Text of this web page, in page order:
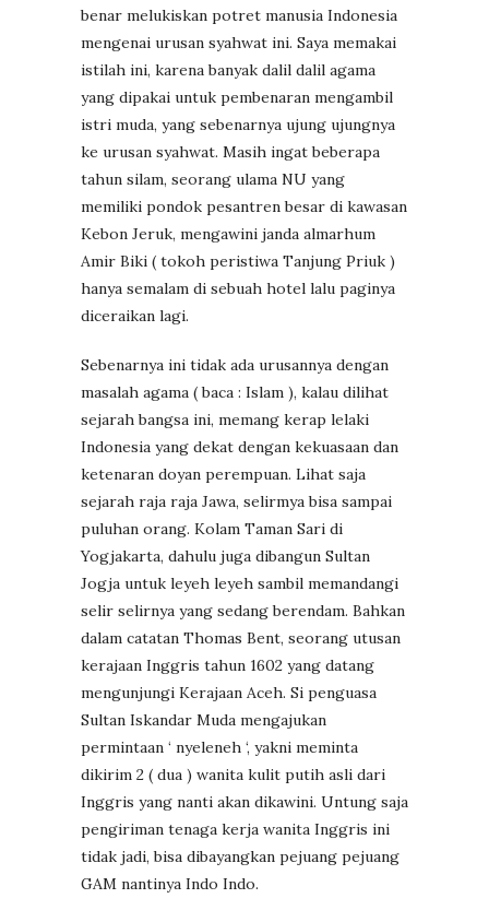
benar melukiskan potret manusia Indonesia
mengenai urusan syahwat ini. Saya memakai
istilah ini, karena banyak dalil dalil agama
yang dipakai untuk pembenaran mengambil
istri muda, yang sebenarnya ujung ujungnya
ke urusan syahwat. Masih ingat beberapa
tahun silam, seorang ulama NU yang
memiliki pondok pesantren besar di kawasan
Kebon Jeruk, mengawini janda almarhum
Amir Biki ( tokoh peristiwa Tanjung Priuk )
hanya semalam di sebuah hotel lalu paginya
diceraikan lagi.
Sebenarnya ini tidak ada urusannya dengan
masalah agama ( baca : Islam ), kalau dilihat
sejarah bangsa ini, memang kerap lelaki
Indonesia yang dekat dengan kekuasaan dan
ketenaran doyan perempuan. Lihat saja
sejarah raja raja Jawa, selirmya bisa sampai
puluhan orang. Kolam Taman Sari di
Yogjakarta, dahulu juga dibangun Sultan
Jogja untuk leyeh leyeh sambil memandangi
selir selirnya yang sedang berendam. Bahkan
dalam catatan Thomas Bent, seorang utusan
kerajaan Inggris tahun 1602 yang datang
mengunjungi Kerajaan Aceh. Si penguasa
Sultan Iskandar Muda mengajukan
permintaan ‘ nyeleneh ‘, yakni meminta
dikirim 2 ( dua ) wanita kulit putih asli dari
Inggris yang nanti akan dikawini. Untung saja
pengiriman tenaga kerja wanita Inggris ini
tidak jadi, bisa dibayangkan pejuang pejuang
GAM nantinya Indo Indo.